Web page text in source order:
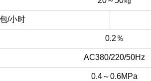
/小时
0.2％
AC380/220/50Hz
0.4～0.6MPa